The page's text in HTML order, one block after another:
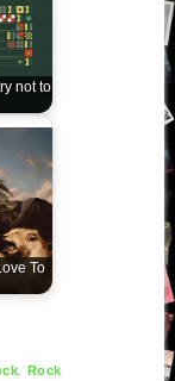
not to
To
Rock